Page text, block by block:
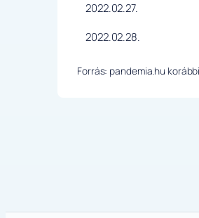
2022.02.27.
2022.02.28.
Forrás: pandemia.hu